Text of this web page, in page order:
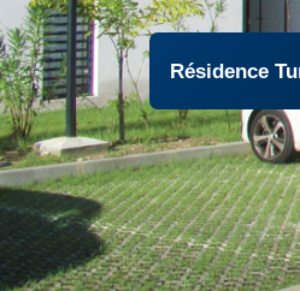
Résidence